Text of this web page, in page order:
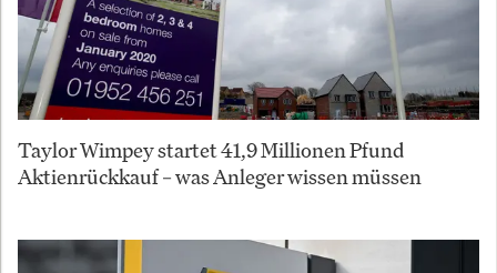
Taylor Wimpey startet 41,9 Millionen Pfund
Aktienrückkauf – was Anleger wissen müssen